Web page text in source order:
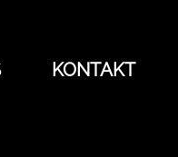
KONTAKT